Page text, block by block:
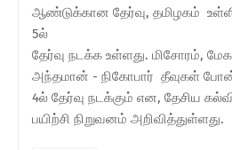
ஆண்டுக்கான தேர்வு, தமிழகம்
5ல்
தேர்வு நடக்க உள்ளது. மிசோரம்,
அந்தமான் - நிகோபார் தீவுகள்
4ல் தேர்வு நடக்கும் என, தேசிய
பயிற்சி நிறுவனம் அறிவித்துள்ளது.